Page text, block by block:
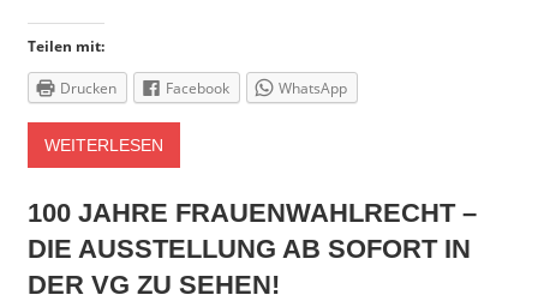
Teilen mit:
Drucken Facebook WhatsApp
WEITERLESEN
100 JAHRE FRAUENWAHLRECHT –
DIE AUSSTELLUNG AB SOFORT IN
DER VG ZU SEHEN!